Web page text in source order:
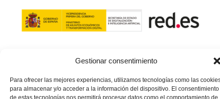
Gestionar consentimiento
Para ofrecer las mejores experiencias, utilizamos tecnologías como las
para almacenar y/o acceder a la información del dispositivo. El consentimiento
de estas tecnologías nos permitirá procesar datos como el comportamiento de